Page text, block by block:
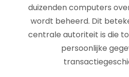
duizenden computers
wordt beheerd. Dit
centrale autoriteit is die
persoonlijke